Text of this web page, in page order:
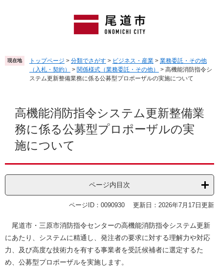
頭
で
飛
ば
現在地 トップページ > 分類でさがす > ビジネス・産業 > 業務委託・その他
（入札・契約）
> 関係様式（業務委託・その他） > 高機能消防指令シ
ステム更新整備業務に係る公募型プロポーザルの実施について
高機能消防指令システム更新整備業
務に係る公募型プロポーザルの実
施について
ページ内目次
ページID：0090930 更新日：2026年7月17日更新
尾道市・三原市消防指令センターの高機能消防指令システム更新
にあたり、システムに精通し、発注者の要求に対する理解力や対応
力、及び高度な技術力を有する事業者を受託候補者に選定するた
め、公募型プロポーザルを実施します。